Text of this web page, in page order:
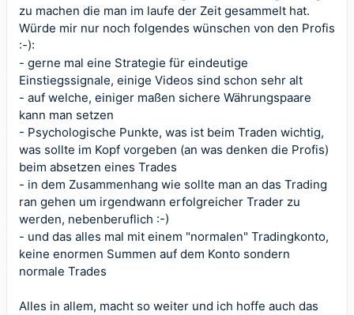
t
i
m
e
t
i
m
e
t
i
v
e
S
t
i
m
m
t
v
e
S
t
i
m
m
e
r
n
(
)
zu machen die man im laufe der Zeit gesammelt hat.
Würde mir nur noch folgendes wünschen von den Profis
:-):
- gerne mal eine Strategie für eindeutige
Einstiegssignale, einige Videos sind schon sehr alt
- auf welche, einiger maßen sichere Währungspaare
kann man setzen
- Psychologische Punkte, was ist beim Traden wichtig,
was sollte im Kopf vorgeben (an was denken die Profis)
beim absetzen eines Trades
- in dem Zusammenhang wie sollte man an das Trading
ran gehen um irgendwann erfolgreicher Trader zu
werden, nebenberuflich :-)
- und das alles mal mit einem "normalen" Tradingkonto,
keine enormen Summen auf dem Konto sondern
normale Trades
Alles in allem, macht so weiter und ich hoffe auch das